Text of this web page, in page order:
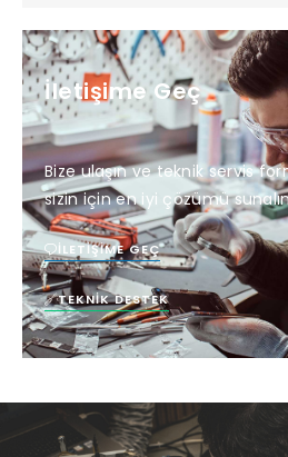
İletişime Geç
Bize ulaşın ve teknik servis
sizin için en iyi çözümü
İLETIŞIME GEÇ
TEKNIK DESTEK